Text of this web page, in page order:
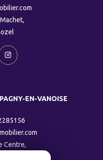
bozel
EN-VANOISE
Centre,